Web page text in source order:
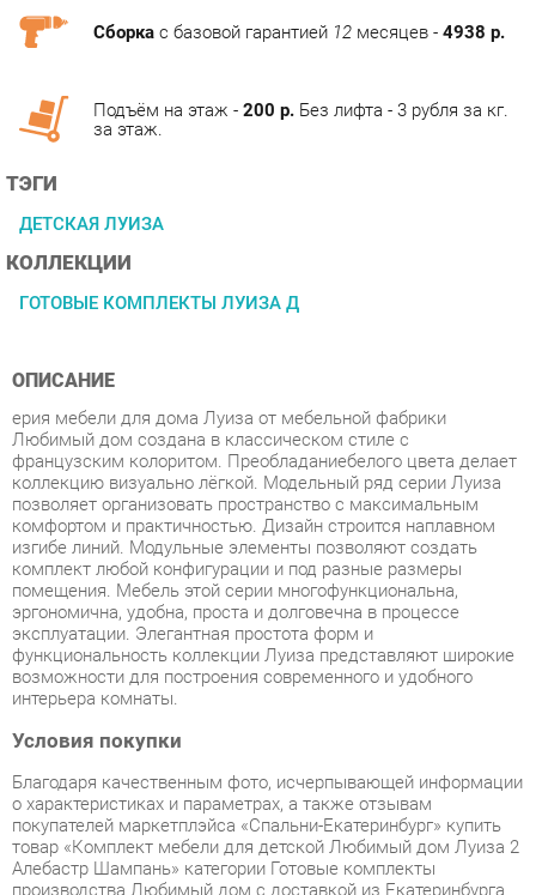
ТЭГИ
ГОТОВЫЕ КОМПЛЕКТЫ ЛУИЗА Д
ОПИСАНИЕ
Любимый дом создана в классическом стиле с
французским колоритом. Преобладаниебелого цвета делает
коллекцию визуально лёгкой. Модельный ряд серии Луиза
позволяет организовать пространство с максимальным
комфортом и практичностью. Дизайн строится наплавном
изгибе линий. Модульные элементы позволяют создать
комплект любой конфигурации и под разные размеры
помещения. Мебель этой серии многофункциональна,
эргономична, удобна, проста и долговечна в процессе
эксплуатации. Элегантная простота форм и
функциональность коллекции Луиза представляют широкие
возможности для построения современного и удобного
интерьера комнаты.
Условия покупки
Благодаря качественным фото, исчерпывающей информации
покупателей маркетплэйса «Спальни-Екатеринбург» купить
Алебастр Шампань» категории Готовые комплекты
производства Любимый дом с доставкой из Екатеринбурга
по цене со скидкой и гарантией от производителя не
составит труда.
Мы отправляем заказы в доставку ежедневно. Товары из